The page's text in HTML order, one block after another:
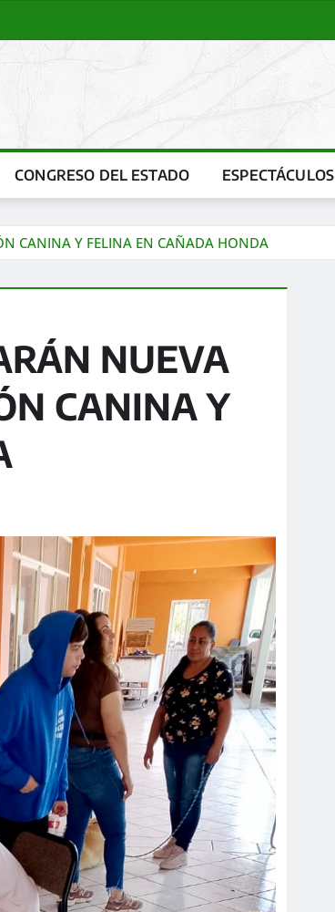
CONGRESO DEL ESTADO ESPECTÁCULOS
CANINA Y FELINA EN CAÑADA HONDA
NUEVA
CANINA Y